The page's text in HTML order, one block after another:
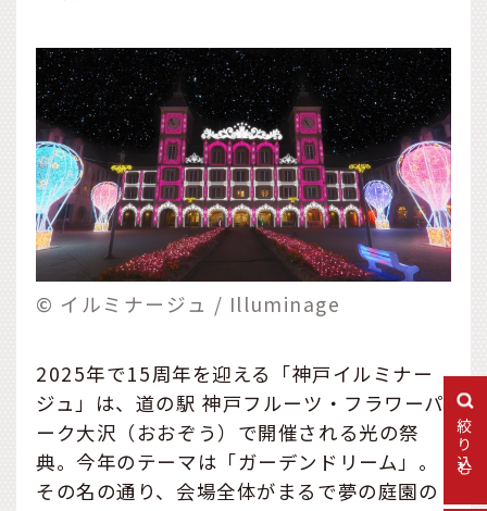
絞り込む
© イルミナージュ / Illuminage
2025年で15周年を迎える「神戸イルミナー
ジュ」は、道の駅 神戸フルーツ・フラワーパ
ーク大沢（おおぞう）で開催される光の祭
典。今年のテーマは「ガーデンドリーム」。
その名の通り、会場全体がまるで夢の庭園の